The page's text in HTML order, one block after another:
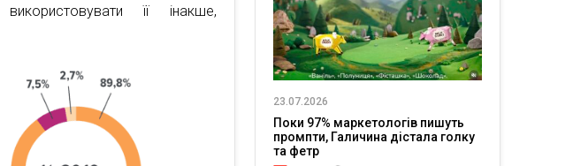
її інакше,
23.07.2026
Поки 97% маркетологів пишуть
промпти, Галичина дістала голку
та фетр